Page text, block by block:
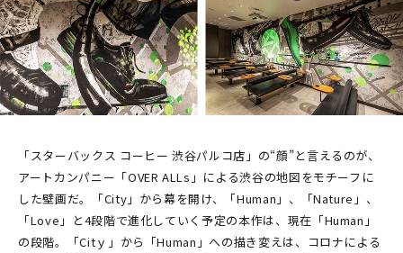
「スターバックス コーヒー 渋谷パルコ店」の“顔”と言えるのが、
アートカンパニー「OVER ALLs」による渋谷の地図をモチーフに
した壁画だ。「City」から幕を開け、「Human」、「Nature」、
「Love」と4段階で進化していく予定の本作は、現在「Human」
の段階。「Citｙ」から「Human」への描き変えは、コロナによる